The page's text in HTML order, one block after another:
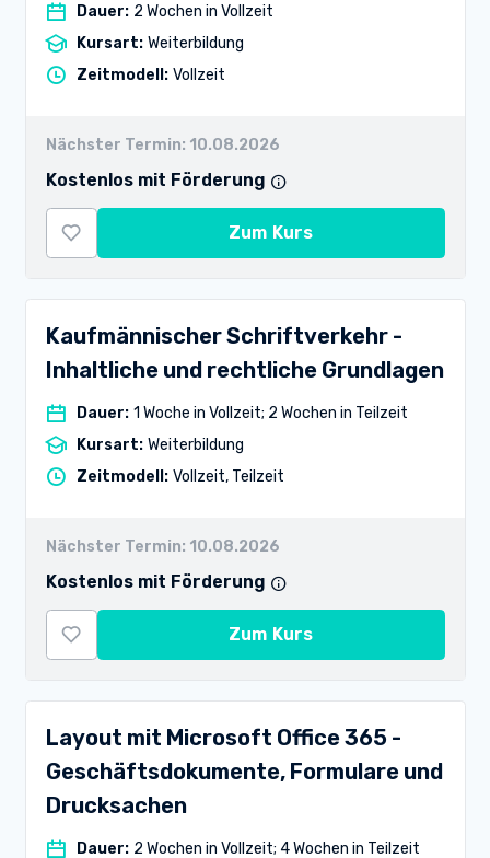
Dauer: 2 Wochen in Vollzeit
Kursart: Weiterbildung
Zeitmodell : Vollzeit
Nächster Termin: 10.08.2026
Kostenlos mit Förderung
Zum Kurs
Kaufmännischer Schriftverkehr -
Inhaltliche und rechtliche Grundlagen
Dauer: 1 Woche in Vollzeit; 2 Wochen in Teilzeit
Kursart: Weiterbildung
Zeitmodell : Vollzeit, Teilzeit
Nächster Termin: 10.08.2026
Kostenlos mit Förderung
Zum Kurs
Layout mit Microsoft Office 365 -
Geschäftsdokumente, Formulare und
Drucksachen
Dauer: 2 Wochen in Vollzeit; 4 Wochen in Teilzeit